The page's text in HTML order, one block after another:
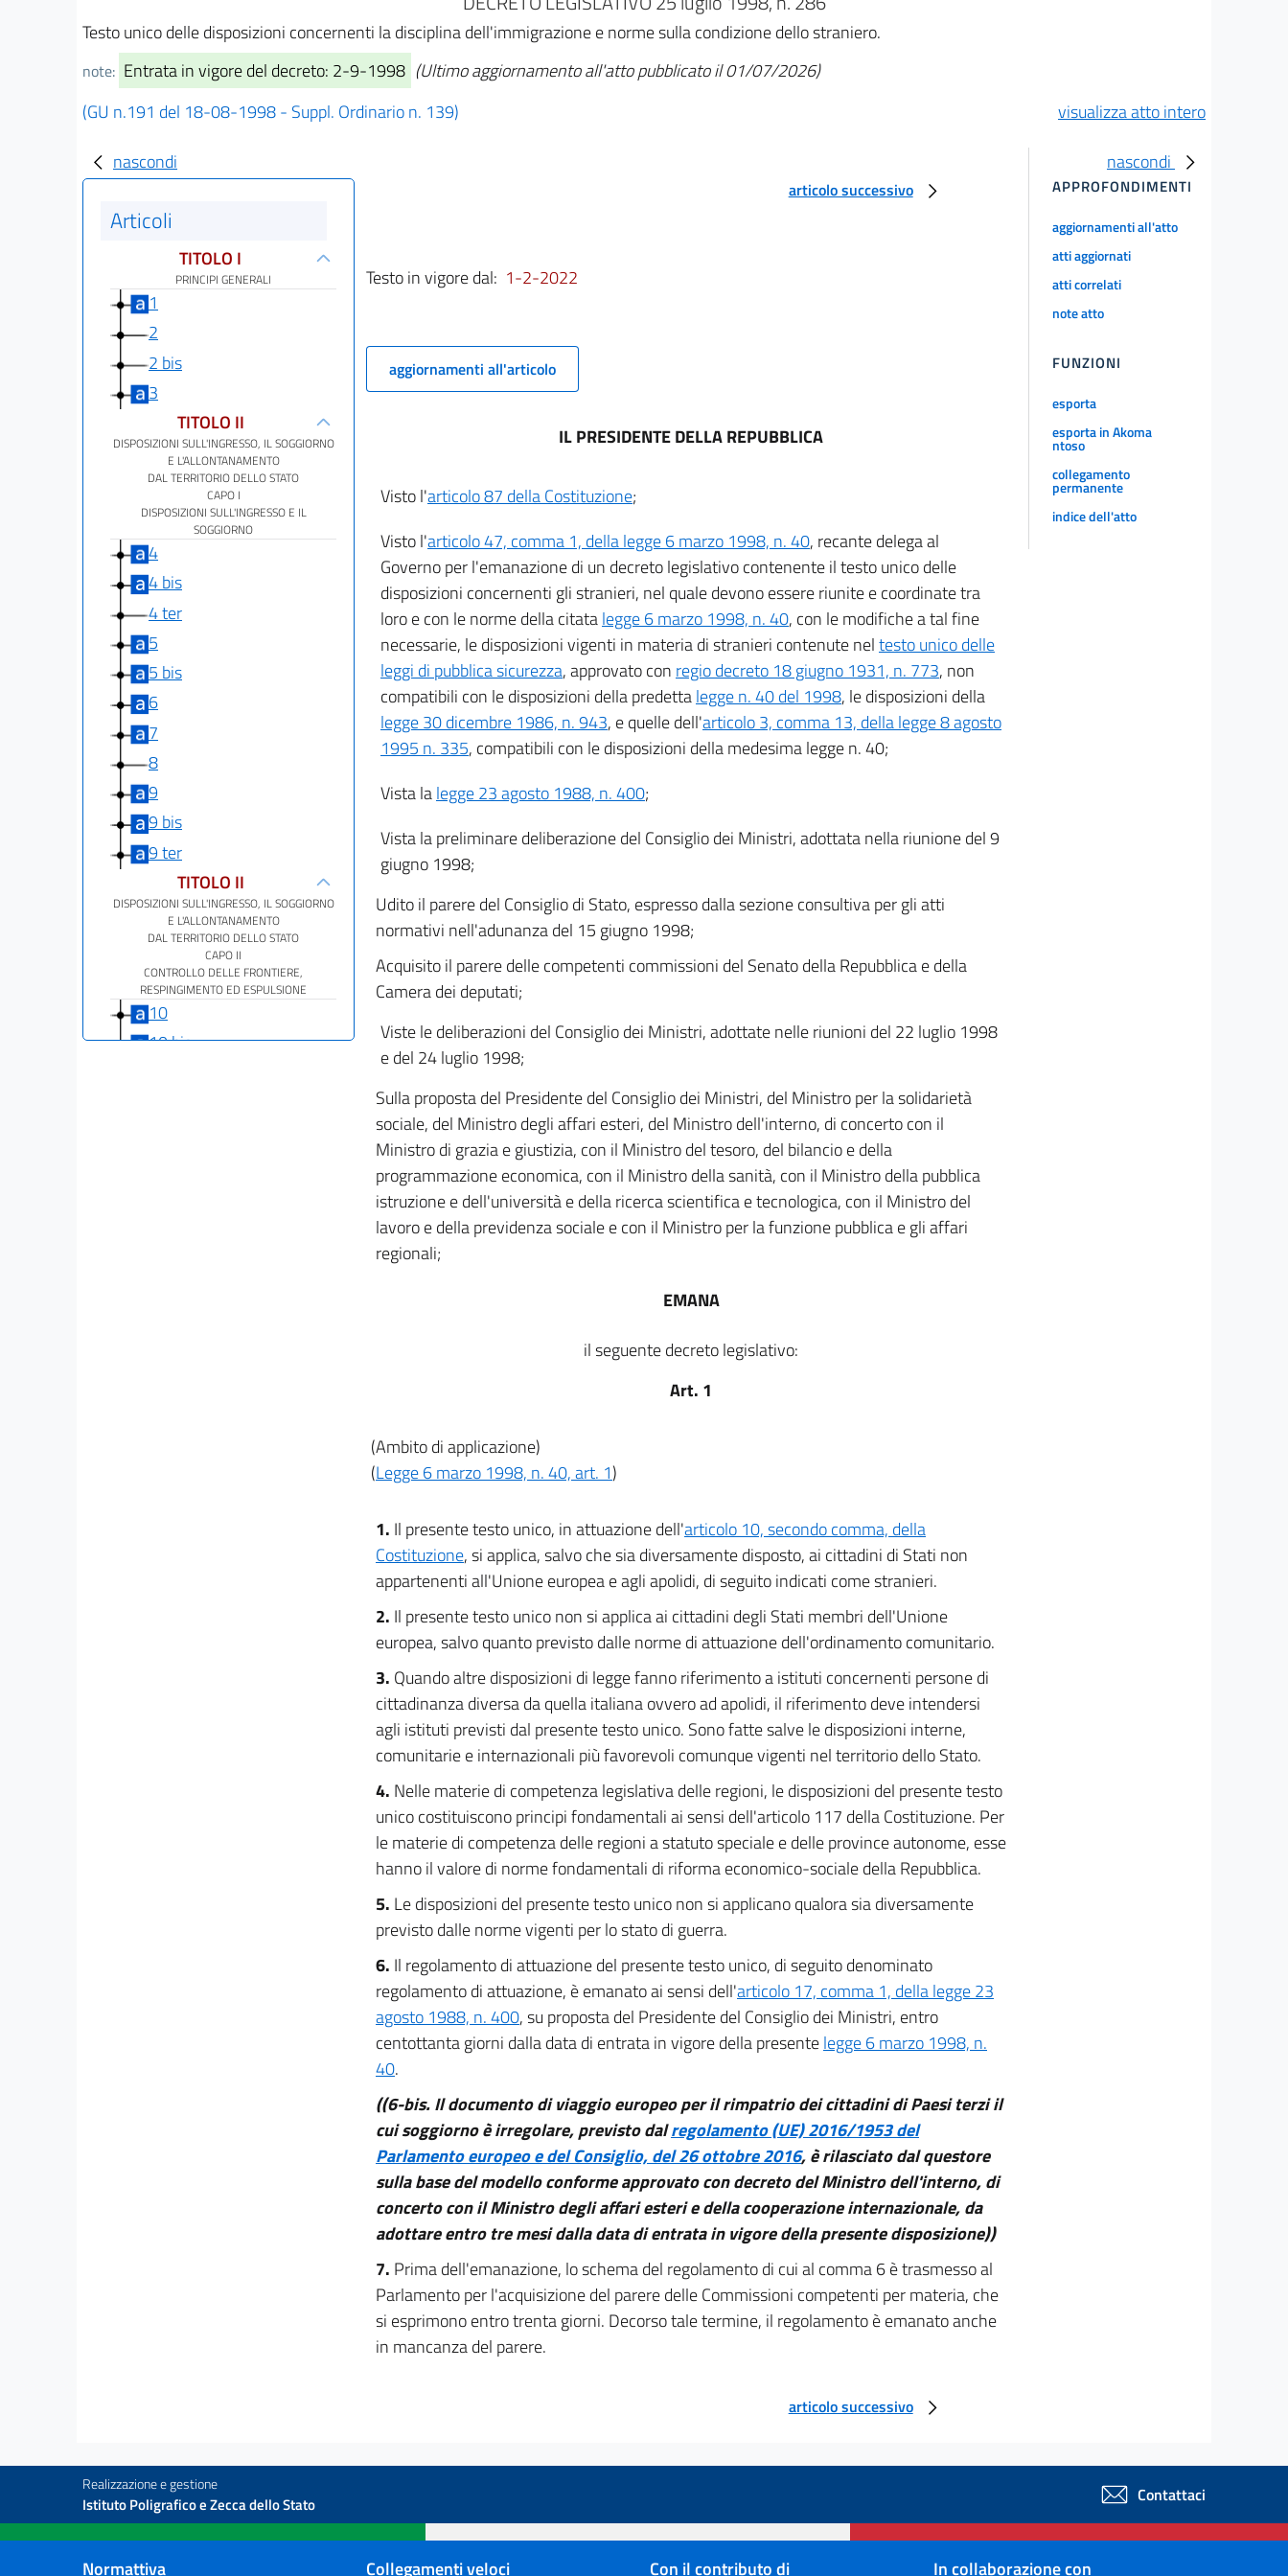
Testo unico delle disposizioni concernenti la disciplina dell'immigrazione e norme sulla condizione dello straniero.
note: Entrata in vigore del decreto: 2-9-1998 (Ultimo aggiornamento all'atto pubblicato il 01/07/2026)
(GU n.191 del 18-08-1998 - Suppl. Ordinario n. 139)
visualizza atto intero
nascondi
Articoli
TITOLO I
PRINCIPI GENERALI
1
2
2 bis
3
TITOLO II
DISPOSIZIONI SULL'INGRESSO, IL SOGGIORNO
E L'ALLONTANAMENTO
DAL TERRITORIO DELLO STATO
CAPO I
DISPOSIZIONI SULL'INGRESSO E IL
SOGGIORNO
4
4 bis
4 ter
5
5 bis
6
7
8
9
9 bis
9 ter
TITOLO II
DISPOSIZIONI SULL'INGRESSO, IL SOGGIORNO
E L'ALLONTANAMENTO
DAL TERRITORIO DELLO STATO
CAPO II
CONTROLLO DELLE FRONTIERE,
RESPINGIMENTO ED ESPULSIONE
10
10 bis
32
33
TITOLO V
articolo successivo
Testo in vigore dal: 1-2-2022
aggiornamenti all'articolo
IL PRESIDENTE DELLA REPUBBLICA
Visto l'articolo 87 della Costituzione;
Visto l'articolo 47, comma 1, della legge 6 marzo 1998, n. 40, recante delega al
Governo per l'emanazione di un decreto legislativo contenente il testo unico delle
disposizioni concernenti gli stranieri, nel quale devono essere riunite e coordinate tra
loro e con le norme della citatalegge 6 marzo 1998, n. 40, con le modifiche a tal fine
necessarie, le disposizioni vigenti in materia di stranieri contenute neltesto unico delle
leggi di pubblica sicurezza, approvato con regio decreto 18 giugno 1931, n. 773, non
compatibili con le disposizioni della predettalegge n. 40 del 1998, le disposizioni della
legge 30 dicembre 1986, n. 943, e quelle dell'articolo 3, comma 13, della legge 8 agosto
1995 n. 335, compatibili con le disposizioni della medesima legge n. 40;
Vista lalegge 23 agosto 1988, n. 400;
Vista la preliminare deliberazione del Consiglio dei Ministri, adottata nella riunione del 9
giugno 1998;
Udito il parere del Consiglio di Stato, espresso dalla sezione consultiva per gli atti
normativi nell'adunanza del 15 giugno 1998;
Acquisito il parere delle competenti commissioni del Senato della Repubblica e della
Camera dei deputati;
Viste le deliberazioni del Consiglio dei Ministri, adottate nelle riunioni del 22 luglio 1998
e del 24 luglio 1998;
Sulla proposta del Presidente del Consiglio dei Ministri, del Ministro per la solidarietà
sociale, del Ministro degli affari esteri, del Ministro dell'interno, di concerto con il
Ministro di grazia e giustizia, con il Ministro del tesoro, del bilancio e della
programmazione economica, con il Ministro della sanità, con il Ministro della pubblica
istruzione e dell'università e della ricerca scientifica e tecnologica, con il Ministro del
lavoro e della previdenza sociale e con il Ministro per la funzione pubblica e gli affari
regionali;
EMANA
il seguente decreto legislativo:
Art. 1
(Ambito di applicazione)
(Legge 6 marzo 1998, n. 40, art. 1)
1. Il presente testo unico, in attuazione dell'articolo 10, secondo comma, della
Costituzione, si applica, salvo che sia diversamente disposto, ai cittadini di Stati non
appartenenti all'Unione europea e agli apolidi, di seguito indicati come stranieri.
2. Il presente testo unico non si applica ai cittadini degli Stati membri dell'Unione
europea, salvo quanto previsto dalle norme di attuazione dell'ordinamento comunitario.
3. Quando altre disposizioni di legge fanno riferimento a istituti concernenti persone di
cittadinanza diversa da quella italiana ovvero ad apolidi, il riferimento deve intendersi
agli istituti previsti dal presente testo unico. Sono fatte salve le disposizioni interne,
comunitarie e internazionali più favorevoli comunque vigenti nel territorio dello Stato.
4. Nelle materie di competenza legislativa delle regioni, le disposizioni del presente testo
unico costituiscono principi fondamentali ai sensi dell'articolo 117 della Costituzione. Per
le materie di competenza delle regioni a statuto speciale e delle province autonome, esse
hanno il valore di norme fondamentali di riforma economico-sociale della Repubblica.
5. Le disposizioni del presente testo unico non si applicano qualora sia diversamente
previsto dalle norme vigenti per lo stato di guerra.
6. Il regolamento di attuazione del presente testo unico, di seguito denominato
regolamento di attuazione, è emanato ai sensi dell'articolo 17, comma 1, della legge 23
agosto 1988, n. 400, su proposta del Presidente del Consiglio dei Ministri, entro
centottanta giorni dalla data di entrata in vigore della presentelegge 6 marzo 1998, n.
40.
((6-bis. Il documento di viaggio europeo per il rimpatrio dei cittadini di Paesi terzi il
cui soggiorno è irregolare, previsto dalregolamento (UE) 2016/1953 del
Parlamento europeo e del Consiglio, del 26 ottobre 2016, è rilasciato dal questore
sulla base del modello conforme approvato con decreto del Ministro dell'interno, di
concerto con il Ministro degli affari esteri e della cooperazione internazionale, da
adottare entro tre mesi dalla data di entrata in vigore della presente disposizione))
7. Prima dell'emanazione, lo schema del regolamento di cui al comma 6 è trasmesso al
Parlamento per l'acquisizione del parere delle Commissioni competenti per materia, che
si esprimono entro trenta giorni. Decorso tale termine, il regolamento è emanato anche
in mancanza del parere.
articolo successivo
nascondi
APPROFONDIMENTI
aggiornamenti all'atto
atti aggiornati
atti correlati
note atto
FUNZIONI
esporta
esporta in Akoma
ntoso
collegamento
permanente
indice dell'atto
Realizzazione e gestione
Istituto Poligrafico e Zecca dello Stato Contattaci
Normattiva Collegamenti veloci Con il contributo di In collaborazione con